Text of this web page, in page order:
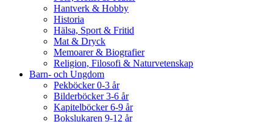
Hantverk & Hobby
Historia
Hälsa, Sport & Fritid
Mat & Dryck
Memoarer & Biografier
Religion, Filosofi & Naturvetenskap
Barn- och Ungdom
Pekböcker 0-3 år
Bilderböcker 3-6 år
Kapitelböcker 6-9 år
Bokslukaren 9-12 år